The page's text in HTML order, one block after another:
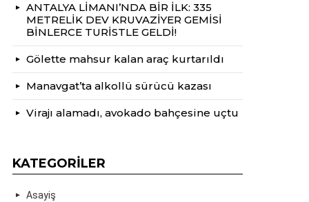
ANTALYA LİMANI’NDA BİR İLK: 335
METRELİK DEV KRUVAZİYER GEMİSİ
BİNLERCE TURİSTLE GELDİ!
Gölette mahsur kalan araç kurtarıldı
Manavgat’ta alkollü sürücü kazası
Virajı alamadı, avokado bahçesine uçtu
KATEGORILER
Asayiş